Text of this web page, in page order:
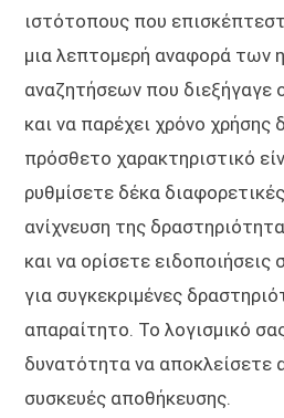
ιστότοπους που
μια λεπτομερή αναφορά των
αναζητήσεων που διεξήγαγε
και να παρέχει χρόνο χρήσης
πρόσθετο χαρακτηριστικό
ρυθμίσετε δέκα
ανίχνευση της
και να ορίσετε ειδοποιήσεις
για συγκεκριμένες
απαραίτητο. Το λογισμικό
δυνατότητα να αποκλείσετε
συσκευές αποθήκευσης.